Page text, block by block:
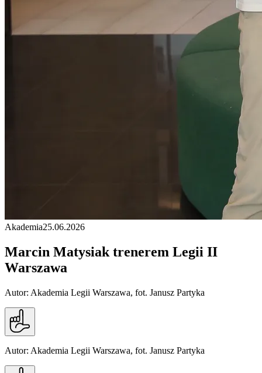
Akademia25.06.2026
Marcin Matysiak trenerem Legii II
Warszawa
Autor: Akademia Legii Warszawa, fot. Janusz Partyka
Autor: Akademia Legii Warszawa, fot. Janusz Partyka